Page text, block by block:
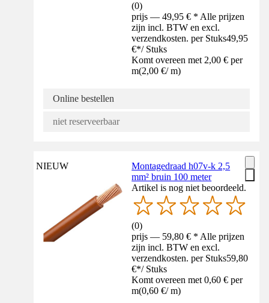
(0)
prijs — 49,95 € * Alle prijzen
zijn incl. BTW en excl.
verzendkosten. per Stuks49,95
€*/ Stuks
Komt overeen met 2,00 € per
m(2,00 €/ m)
Online bestellen
niet reserveerbaar
NIEUW
Montagedraad h07v-k 2,5
mm² bruin 100 meter
Artikel is nog niet beoordeeld.
(0)
prijs — 59,80 € * Alle prijzen
zijn incl. BTW en excl.
verzendkosten. per Stuks59,80
€*/ Stuks
Komt overeen met 0,60 € per
m(0,60 €/ m)